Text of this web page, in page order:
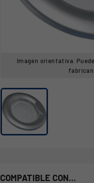
Imagen orientativa.
COMPATIBLE CON...